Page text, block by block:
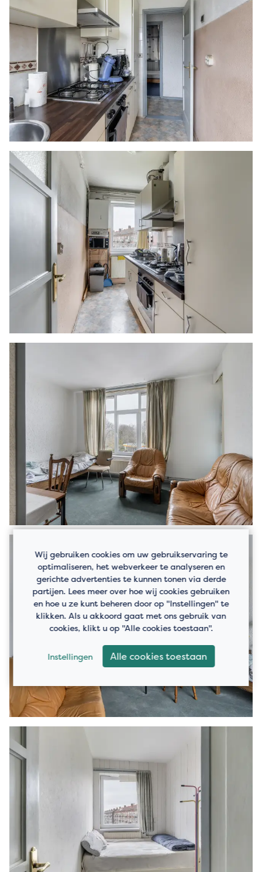
Wij gebruiken cookies om uw gebruikservaring te
optimaliseren, het webverkeer te analyseren en
gerichte advertenties te kunnen tonen via derde
partijen. Lees meer over hoe wij cookies gebruiken
en hoe u ze kunt beheren door op "Instellingen" te
klikken. Als u akkoord gaat met ons gebruik van
cookies, klikt u op "Alle cookies toestaan".
Instellingen Alle cookies toestaan